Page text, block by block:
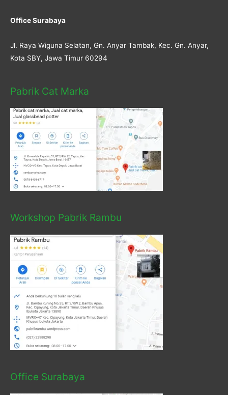
Office Surabaya
Jl. Raya Wiguna Selatan, Gn. Anyar Tambak, Kec. Gn. Anyar,
Kota SBY, Jawa Timur 60294
Pabrik Cat Marka
Workshop Pabrik Rambu
Office Surabaya